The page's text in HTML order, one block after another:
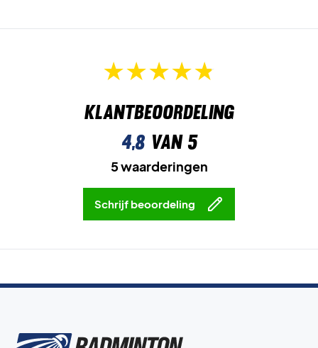
Klantbeoordeling
4,8van 5
5 waarderingen
Schrijf beoordeling